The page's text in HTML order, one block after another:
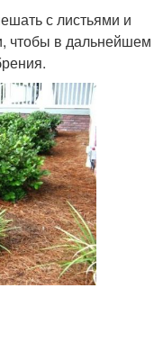
с листьями и
чтобы в дальнейшем